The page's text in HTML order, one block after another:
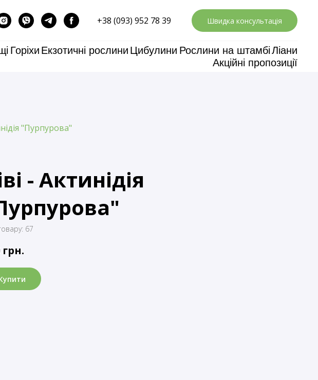
+38 (093) 952 78 39 Швидка консультація
Горіхи Екзотичні рослини Цибулини Рослини на штамбіЛіани
Акційні пропозиції
"Пурпурова"
- Актинідія
67
грн.